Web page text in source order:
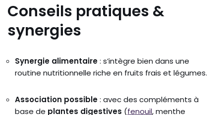
Conseils pratiques &
synergies
Synergie alimentaire: s’intègre bien dans une
routine nutritionnelle riche en fruits frais et légumes.
Association possible: avec des compléments à
base de plantes digestives (fenouil, menthe